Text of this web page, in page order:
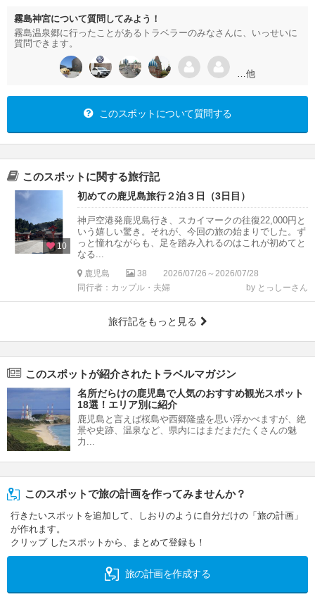
霧島神宮について質問してみよう！
霧島温泉郷に行ったことがあるトラベラーのみなさんに、いっせいに
質問できます。
…他
このスポットについて質問する
このスポットに関する旅行記
10
初めての鹿児島旅行２泊３日（3日目）
神戸空港発鹿児島行き、スカイマークの往復22,000円と
いう嬉しい驚き。それが、今回の旅の始まりでした。ず
っと憧れながらも、足を踏み入れるのはこれが初めてと
なる...
鹿児島 38
2026/07/26～2026/07/28
同行者：カップル・夫婦
by とっしーさん
旅行記をもっと見る
このスポットが紹介されたトラベルマガジン
名所だらけの鹿児島で人気のおすすめ観光スポット
18選！エリア別に紹介
鹿児島と言えば桜島や西郷隆盛を思い浮かべますが、絶
景や史跡、温泉など、県内にはまだまだたくさんの魅
力...
このスポットで旅の計画を作ってみませんか？
行きたいスポットを追加して、しおりのように自分だけの「旅の計画」
が作れます。
クリップ したスポットから、まとめて登録も！
旅の計画を作成する